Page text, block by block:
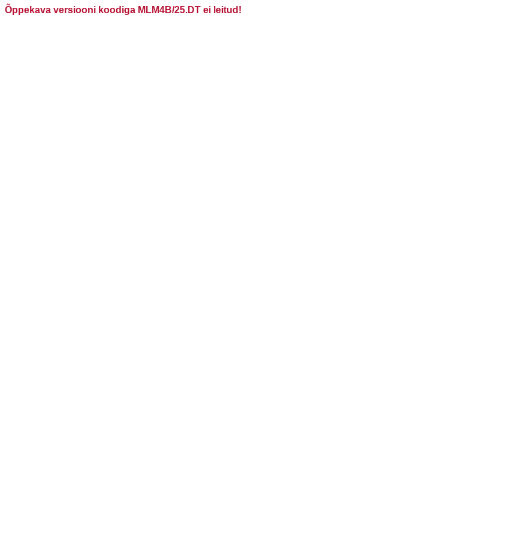
Õppekava versiooni koodiga MLM4B/25.DT ei leitud!